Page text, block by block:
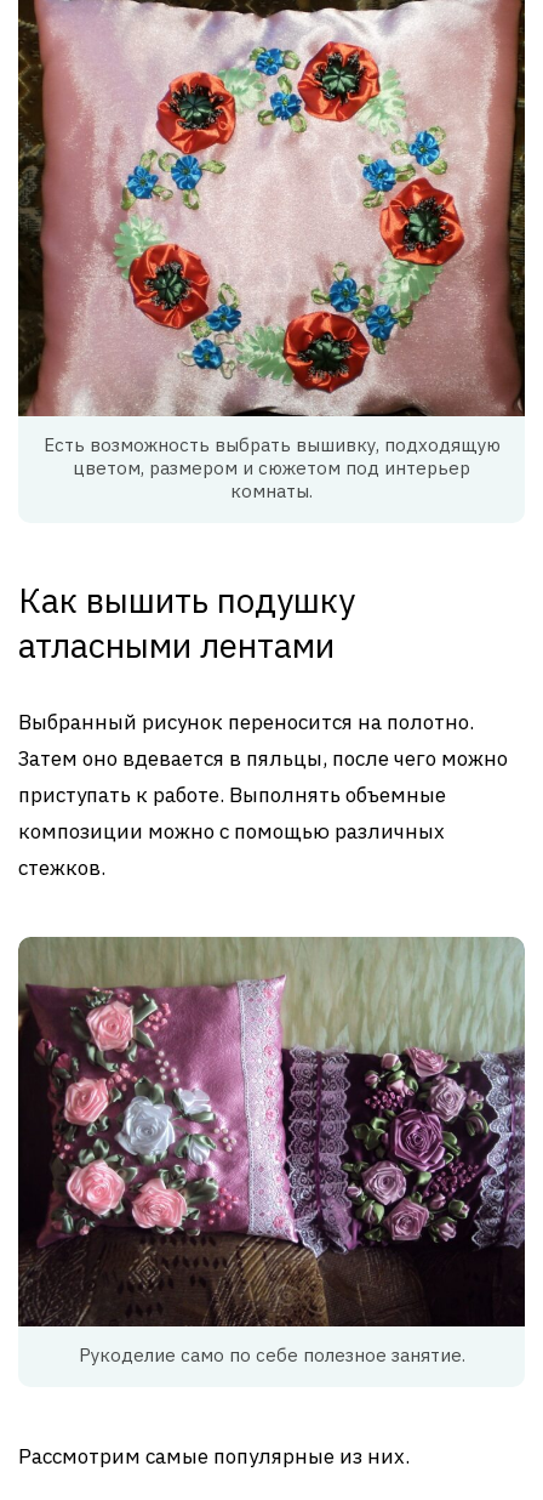
Есть возможность выбрать вышивку, подходящую
цветом, размером и сюжетом под интерьер
комнаты.
Как вышить подушку
атласными лентами
Выбранный рисунок переносится на полотно.
Затем оно вдевается в пяльцы, после чего можно
приступать к работе. Выполнять объемные
композиции можно с помощью различных
стежков.
Рукоделие само по себе полезное занятие.
Рассмотрим самые популярные из них.